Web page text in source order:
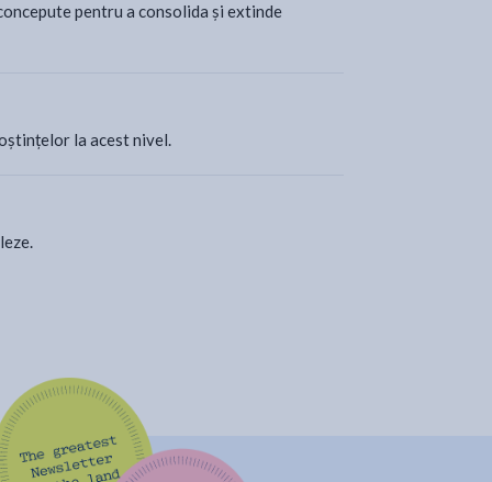
pentru a consolida și extinde
la acest nivel.